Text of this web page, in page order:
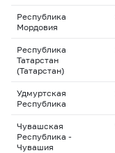
Республика
Мордовия
Республика
Татарстан
(Татарстан)
Удмуртская
Республика
Чувашская
Республика -
Чувашия